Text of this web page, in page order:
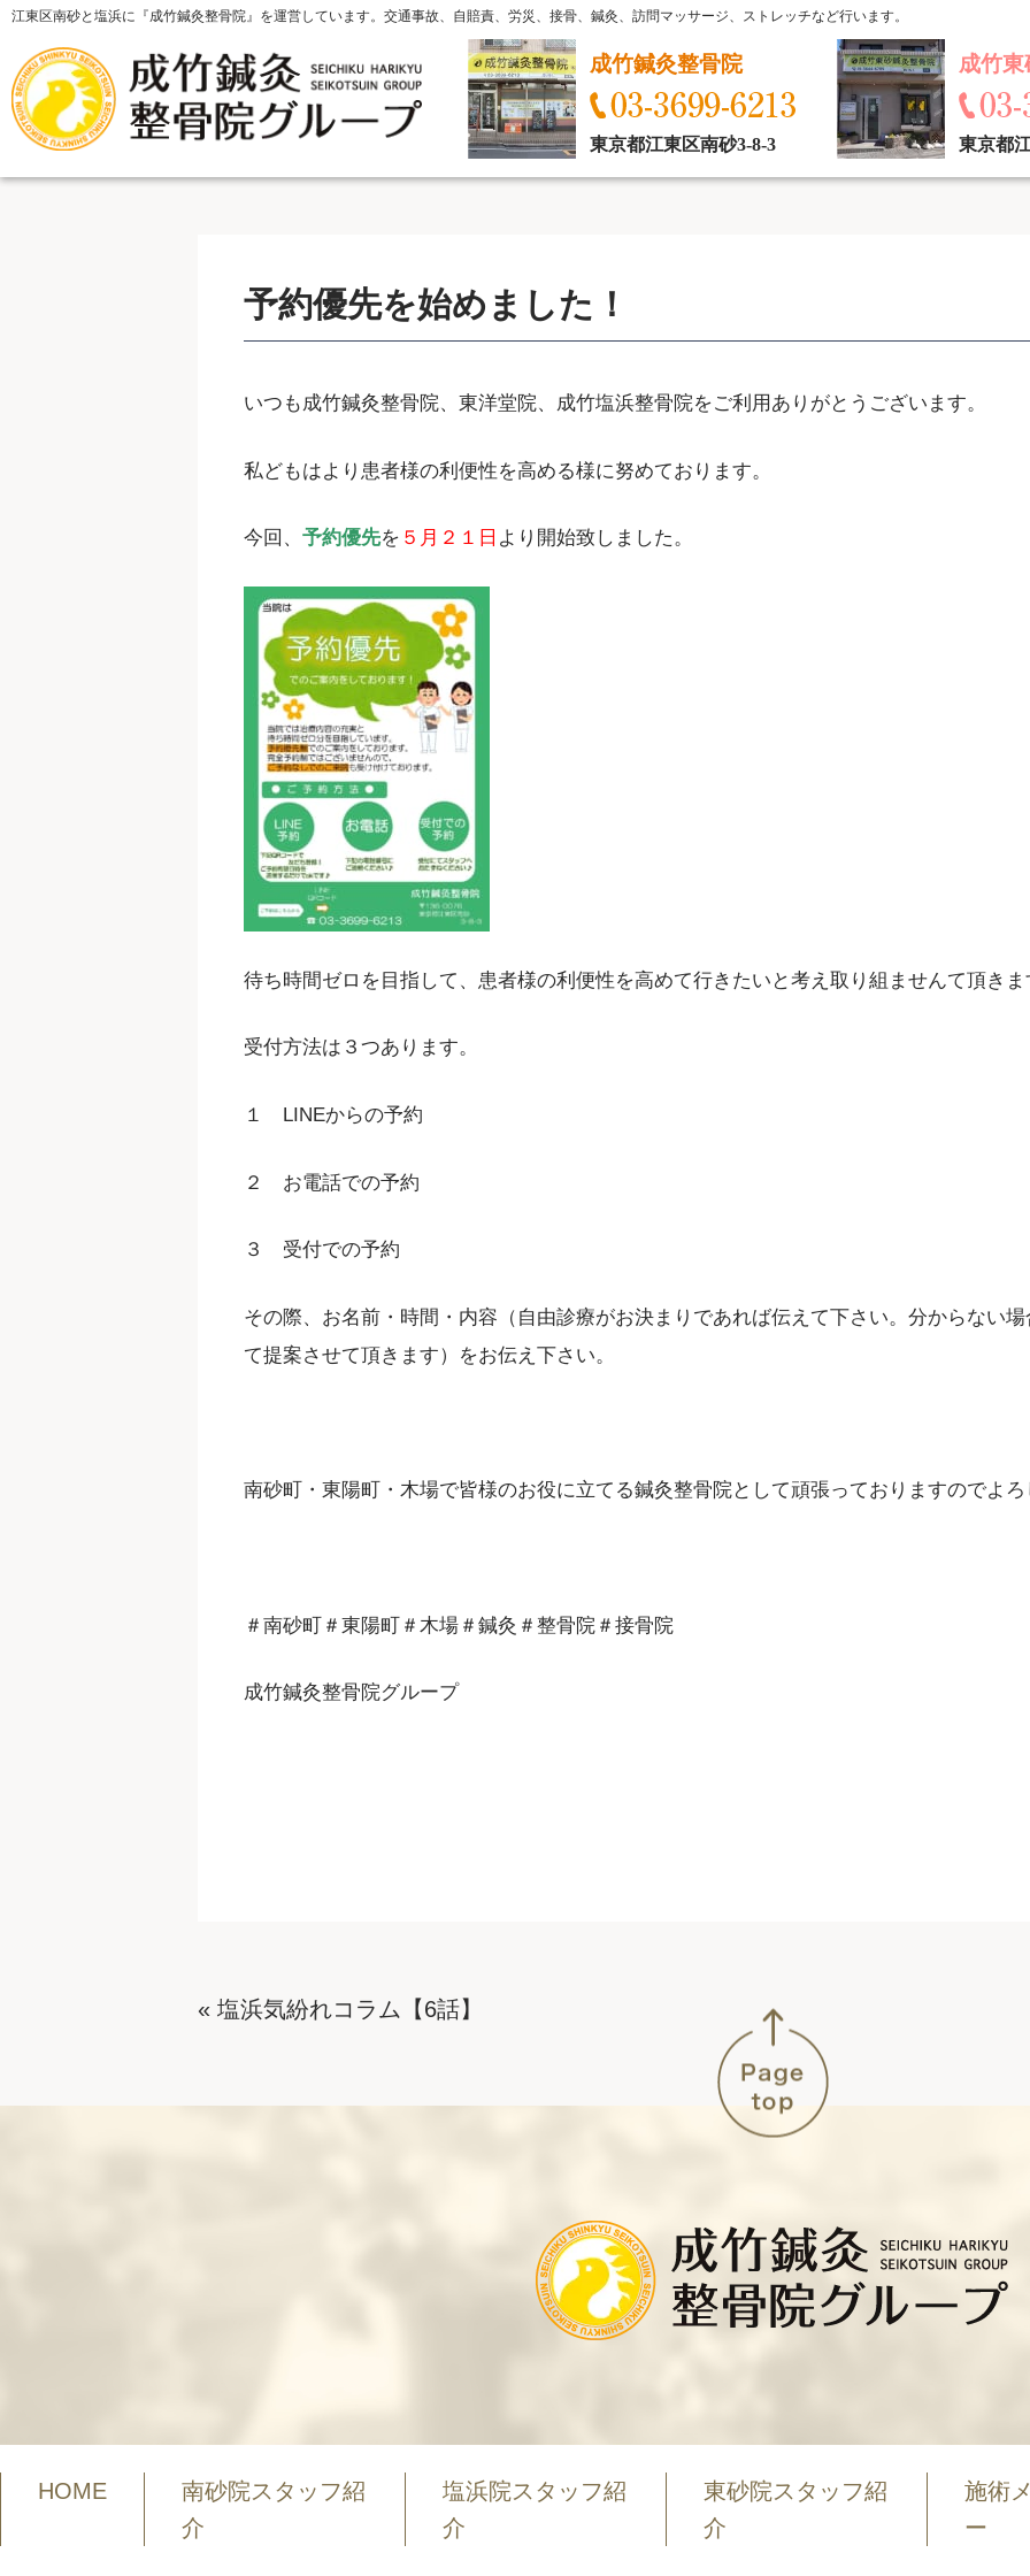
成竹鍼灸整骨院
東京都江東区南砂3-8-3
成竹
東京都
江東区南砂と塩浜に『成竹鍼灸整骨院』を運営しています。交通事故、自賠責、労災、接骨、鍼灸、訪問マッサージ、ストレッチなど行います。
予約優先を始めました！
いつも成竹鍼灸整骨院、東洋堂院、成竹塩浜整骨院をご利用ありがとうございます。
私どもはより患者様の利便性を高める様に努めております。
今回、 予約優先を ５月２１日 より開始致しました。
待ち時間ゼロを目指して、患者様の利便性を高めて行きたいと考え取り組ませんて頂きま
受付方法は３つあります。
１ LINEからの予約
２ お電話での予約
３ 受付での予約
その際、お名前・時間・内容（自由診療がお決まりであれば伝えて下さい。分からない
て提案させて頂きます）をお伝え下さい。
南砂町・東陽町・木場で皆様のお役に立てる鍼灸整骨院として頑張っておりますのでよ
＃南砂町＃東陽町＃木場＃鍼灸＃整骨院＃接骨院
成竹鍼灸整骨院グループ
« 塩浜気紛れコラム【6話】
HOME
南砂院スタッフ紹
介
塩浜院スタッフ紹
介
東砂院スタッフ紹
介
施術
ー